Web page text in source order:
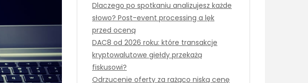
Dlaczego po spotkaniu analizujesz każde
słowo? Post-event processing a lęk
przed oceną
DAC8 od 2026 roku: które transakcje
kryptowalutowe giełdy przekażą
fiskusowi?
Odrzucenie oferty za rażąco niską cenę